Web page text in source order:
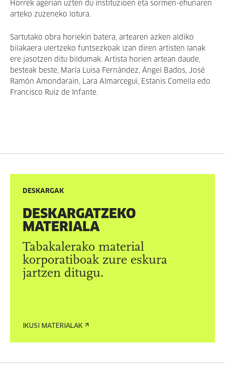
Horrek agerian uzten du instituzioen eta sormen-ehunaren
arteko zuzeneko lotura.
Sartutako obra horiekin batera, artearen azken aldiko
bilakaera ulertzeko funtsezkoak izan diren artisten lanak
ere jasotzen ditu bildumak. Artista horien artean daude,
besteak beste, María Luisa Fernández, Ángel Bados, José
Ramón Amondarain, Lara Almarcegui, Estanis Comella edo
Francisco Ruiz de Infante.
DESKARGAK
DESKARGATZEKO
MATERIALA
Tabakalerako material
korporatiboak zure eskura
jartzen ditugu.
IKUSI MATERIALAK